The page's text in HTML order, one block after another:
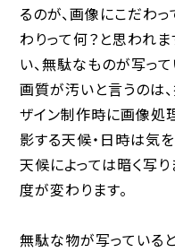
るのが、画像にこだわ
わりって何？と思われ
い、無駄なものが写って
画質が汚いと言うのは
ザイン制作時に画像処
影する天候・日時は気
天候によっては暗く写
度が変わります。
無駄な物が写っている